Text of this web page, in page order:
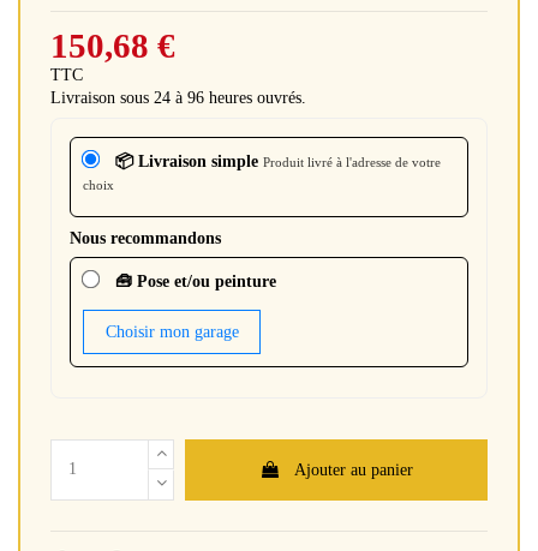
150,68 €
TTC
Livraison sous 24 à 96 heures ouvrés.
📦 Livraison simple Produit livré à l'adresse de votre
choix
Nous recommandons
🧰 Pose et/ou peinture
Choisir mon garage
Ajouter au panier